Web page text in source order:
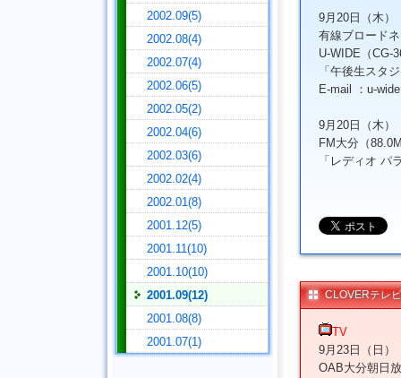
9月20日（木）
有線ブロード
U-WIDE（CG-
「午後生スタ
E-mail ：u-
9月20日（木）
FM大分（
「レディオ パ
CLOVERテレ
TV
9月23日（日）
OAB大分朝日
2002.09(5)
2002.08(4)
2002.07(4)
2002.06(5)
2002.05(2)
2002.04(6)
2002.03(6)
2002.02(4)
2002.01(8)
2001.12(5)
2001.11(10)
2001.10(10)
2001.09(12)
2001.08(8)
2001.07(1)